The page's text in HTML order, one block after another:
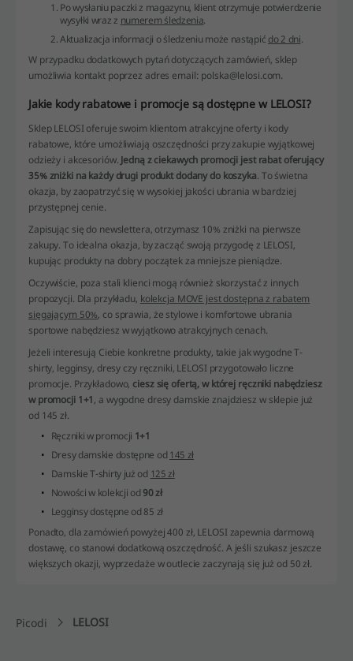
Po wysłaniu paczki z magazynu, klient otrzymuje potwierdzenie
wysyłki wraz z numerem śledzenia.
Aktualizacja informacji o śledzeniu może nastąpić do 2 dni.
W przypadku dodatkowych pytań dotyczących zamówień, sklep
umożliwia kontakt poprzez adres email: polska@lelosi.com.
Jakie kody rabatowe i promocje są dostępne w LELOSI?
Sklep LELOSI oferuje swoim klientom atrakcyjne oferty i kody
rabatowe, które umożliwiają oszczędności przy zakupie wyjątkowej
odzieży i akcesoriów. Jedną z ciekawych promocji jest rabat oferujący
35% zniżki na każdy drugi produkt dodany do koszyka. To świetna
okazja, by zaopatrzyć się w wysokiej jakości ubrania w bardziej
przystępnej cenie.
Zapisując się do newslettera, otrzymasz 10% zniżki na pierwsze
zakupy. To idealna okazja, by zacząć swoją przygodę z LELOSI,
kupując produkty na dobry początek za mniejsze pieniądze.
Oczywiście, poza stali klienci mogą również skorzystać z innych
propozycji. Dla przykładu, kolekcja MOVE jest dostępna z rabatem
sięgającym 50%, co sprawia, że stylowe i komfortowe ubrania
sportowe nabędziesz w wyjątkowo atrakcyjnych cenach.
Jeżeli interesują Ciebie konkretne produkty, takie jak wygodne T-
shirty, legginsy, dresy czy ręczniki, LELOSI przygotowało liczne
promocje. Przykładowo, ciesz się ofertą, w której ręczniki nabędziesz
w promocji 1+1, a wygodne dresy damskie znajdziesz w sklepie już
od 145 zł.
Ręczniki w promocji 1+1
Dresy damskie dostępne od 145 zł
Damskie T-shirty już od 125 zł
Nowości w kolekcji od 90 zł
Legginsy dostępne od 85 zł
Ponadto, dla zamówień powyżej 400 zł, LELOSI zapewnia darmową
dostawę, co stanowi dodatkową oszczędność. A jeśli szukasz jeszcze
większych okazji, wyprzedaże w outlecie zaczynają się już od 50 zł.
Picodi LELOSI